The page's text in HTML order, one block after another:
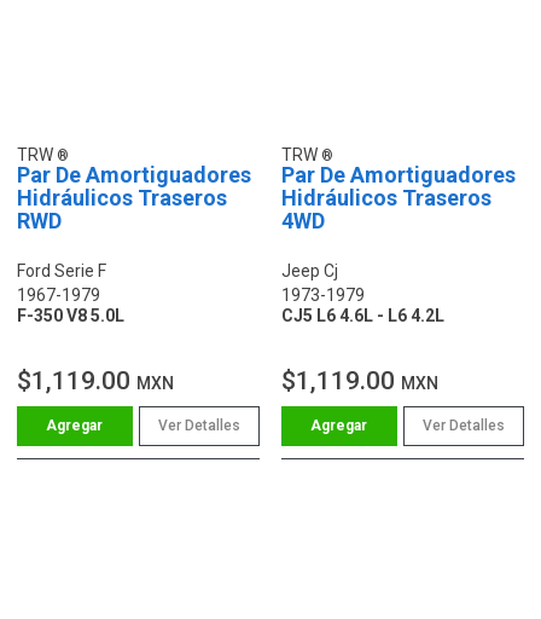
TRW
Par De Amortiguadores
Hidráulicos Traseros
RWD
Ford Serie F
1967-1979
F-350 V8 5.0L
$1,119.00 MXN
Ver Detalles
TRW
Par De Amortiguadores
Hidráulicos Traseros
4WD
Jeep Cj
1973-1979
CJ5 L6 4.6L - L6 4.2L
$1,119.00 MXN
Ver Detalles